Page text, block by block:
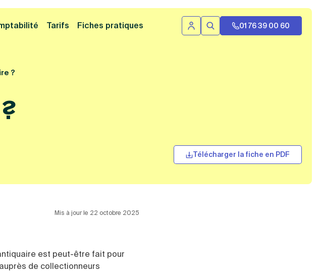
démarche Fermer la bannière
Tarifs Fiches pratiques Se connecter
Rechercher01 76 39 00 60
?
Télécharger la fiche en PDF
Mis à jour le 22 octobre 2025
est peut-être fait pour
de collectionneurs